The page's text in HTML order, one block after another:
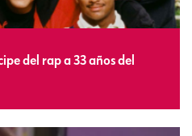
del rap a 33 años del